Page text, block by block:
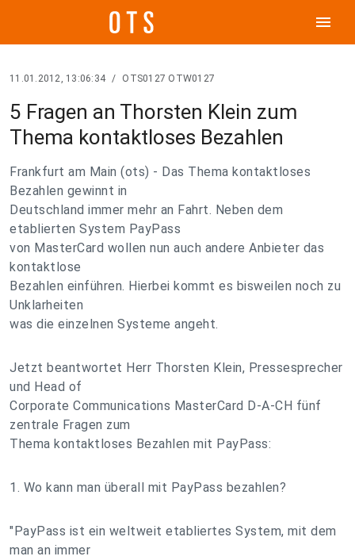
menu
11.01.2012, 13:06:34 / OTS0127 OTW0127
5 Fragen an Thorsten Klein zum
Thema kontaktloses Bezahlen
Frankfurt am Main (ots) - Das Thema kontaktloses
Bezahlen gewinnt in
Deutschland immer mehr an Fahrt. Neben dem
etablierten System PayPass
von MasterCard wollen nun auch andere Anbieter das
kontaktlose
Bezahlen einführen. Hierbei kommt es bisweilen noch zu
Unklarheiten
was die einzelnen Systeme angeht.
Jetzt beantwortet Herr Thorsten Klein, Pressesprecher
und Head of
Corporate Communications MasterCard D-A-CH fünf
zentrale Fragen zum
Thema kontaktloses Bezahlen mit PayPass:
1. Wo kann man überall mit PayPass bezahlen?
"PayPass ist ein weltweit etabliertes System, mit dem
man an immer